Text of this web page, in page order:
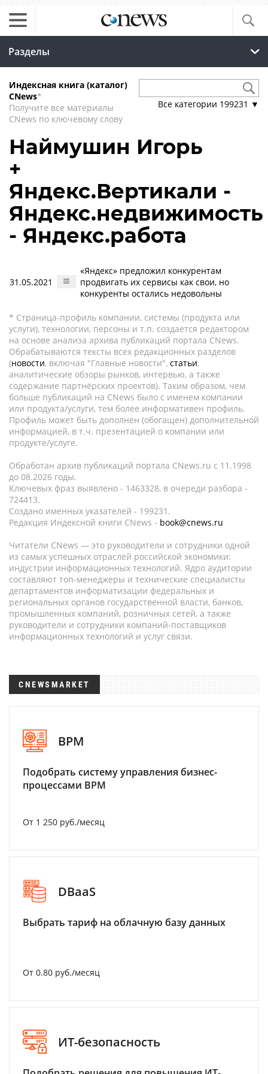
Разделы
Индексная книга (каталог)
CNews*
Получите все материалы
CNews по ключевому слову
Все категории 199231 ▼
Наймушин Игорь
+
Яндекс.Вертикали -
Яндекс.недвижимость
- Яндекс.работа
31.05.2021
«Яндекс» предложил конкурентам
продвигать их сервисы как свои, но
конкуренты остались недовольны
* Страница-профиль компании, системы (продукта или
услуги), технологии, персоны и т.п. создается редактором
на основе анализа архива публикаций портала CNews.
Обрабатываются тексты всех редакционных разделов
(новости, включая "Главные новости", статьи,
аналитические обзоры рынков, интервью, а также
содержание партнёрских проектов). Таким образом, чем
больше публикаций на CNews было с именем компании
или продукта/услуги, тем более информативен профиль.
Профиль может быть дополнен (обогащен) дополнительной
информацией, в т.ч. презентацией о компании или
продукте/услуге.
Обработан архив публикаций портала CNews.ru c 11.1998
до 08.2026 годы.
Ключевых фраз выявлено - 1463328, в очереди разбора -
724413.
Создано именных указателей - 199231.
Редакция Индексной книги CNews - book@cnews.ru
Читатели CNews — это руководители и сотрудники одной
из самых успешных отраслей российской экономики:
индустрии информационных технологий. Ядро аудитории
составляют топ-менеджеры и технические специалисты
департаментов информатизации федеральных и
региональных органов государственной власти, банков,
промышленных компаний, розничных сетей, а также
руководители и сотрудники компаний-поставщиков
информационных технологий и услуг связи.
CNEWSMARKET
BPM
Подобрать систему управления бизнес-
процессами BPM
От 1 250 руб./месяц
DBaaS
Выбрать тариф на облачную базу данных
От 0.80 руб./месяц
ИТ-безопасность